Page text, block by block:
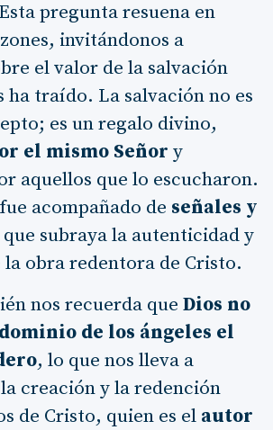
Esta pregunta resuena en
invitándonos a
el valor de la salvación
ha traído. La salvación no es
es un regalo divino,
el mismo Señor y
aquellos que lo escucharon.
acompañado de señales y
que subraya la autenticidad y
la obra redentora de Cristo.
nos recuerda que Dios no
de los ángeles el
, lo que nos lleva a
creación y la redención
de Cristo, quien es el autor